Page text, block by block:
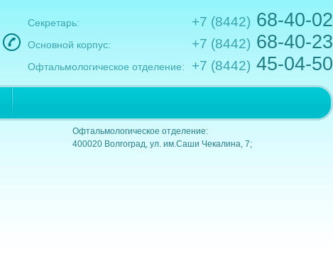
Секретарь: +7 (8442) 68-40-02
Основной корпус: +7 (8442) 68-40-23
Офтальмологическое отделение: +7 (8442) 45-04-50
Офтальмологическое отделение:
400020 Волгоград, ул. им.Саши Чекалина, 7;